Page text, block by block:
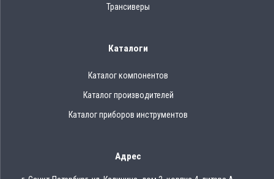
Трансиверы
Каталоги
Каталог компонентов
Каталог производителей
Каталог приборов инструментов
Адрес